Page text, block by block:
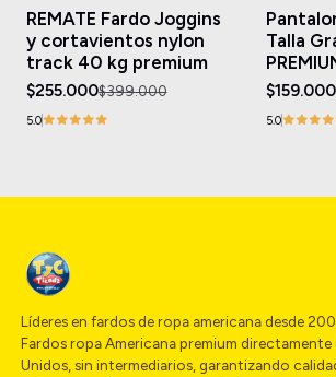
REMATE Fardo Joggins
y cortavientos nylon
track 40 kg premium
$255.000$399.000
5.0
Talla
$159.000
5.0
Líderes en fardos de ropa americana desde
Fardos ropa Americana premium directamente
Unidos, sin intermediarios, garantizando